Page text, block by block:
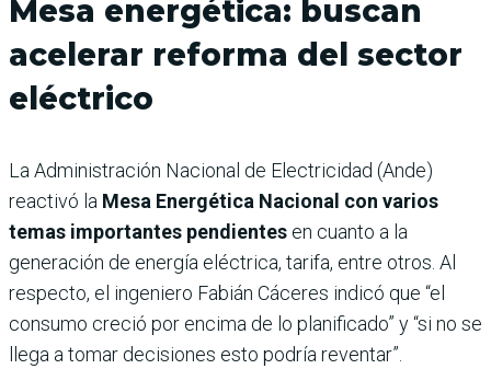
Mesa energética: buscan
acelerar reforma del sector
eléctrico
La Administración Nacional de Electricidad (Ande)
reactivó la Mesa Energética Nacional con varios
temas importantes pendientes en cuanto a la
generación de energía eléctrica, tarifa, entre otros. Al
respecto, el ingeniero Fabián Cáceres indicó que “el
consumo creció por encima de lo planificado” y “si no se
llega a tomar decisiones esto podría reventar”.